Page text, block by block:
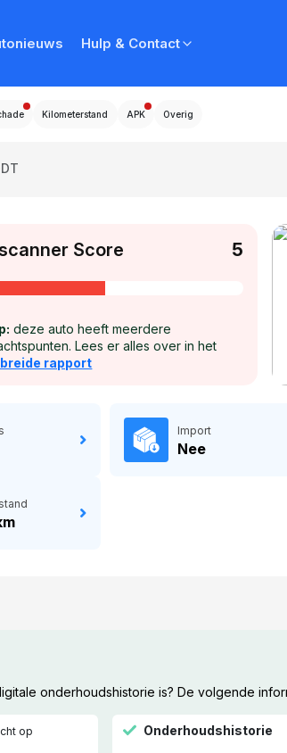
Hulp & Contact
Kilometerstand APK Overig
Score 5
deze auto heeft meerdere
Lees er alles over in het
rapport
Import
Nee
onderhoudshistorie is? De volgende
op
Onderhoudshistorie